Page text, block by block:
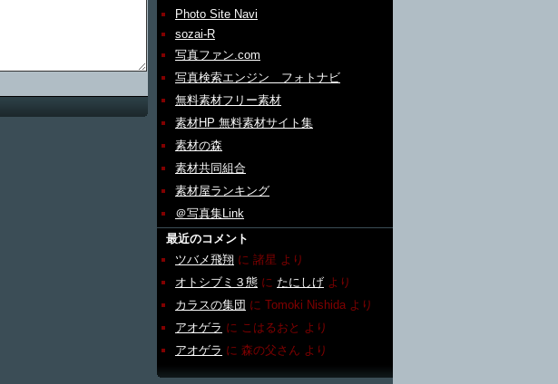
Photo Site Navi
sozai-R
写真ファン.com
写真検索エンジン フォトナビ
無料素材フリー素材
素材HP 無料素材サイト集
素材の森
素材共同組合
素材屋ランキング
＠写真集Link
最近のコメント
ツバメ飛翔 に 諸星 より
オトシブミ３態 に たにしげ より
カラスの集団 に Tomoki Nishida より
アオゲラ に こはるおと より
アオゲラ に 森の父さん より